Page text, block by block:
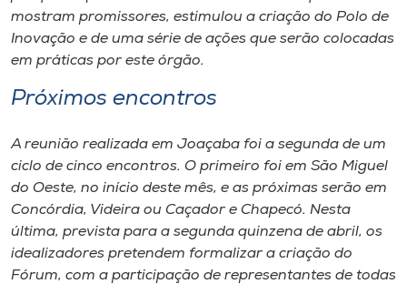
mostram promissores, estimulou a criação do Polo de
Inovação e de uma série de ações que serão colocadas
em práticas por este órgão.
Próximos encontros
A reunião realizada em Joaçaba foi a segunda de um
ciclo de cinco encontros. O primeiro foi em São Miguel
do Oeste, no início deste mês, e as próximas serão em
Concórdia, Videira ou Caçador e Chapecó. Nesta
última, prevista para a segunda quinzena de abril, os
idealizadores pretendem formalizar a criação do
Fórum, com a participação de representantes de todas